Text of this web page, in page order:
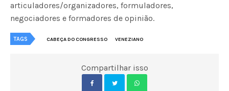
articuladores/organizadores, formuladores,
negociadores e formadores de opinião.
TAGS CABEÇA DO CONGRESSO VENEZIANO
Compartilhar isso